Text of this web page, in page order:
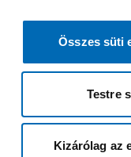
Összes süti
Testre
Kizárólag az